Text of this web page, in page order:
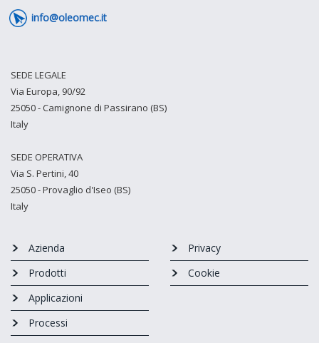
info@oleomec.it
SEDE LEGALE
Via Europa, 90/92
25050 - Camignone di Passirano (BS)
Italy
SEDE OPERATIVA
Via S. Pertini, 40
25050 - Provaglio d'Iseo (BS)
Italy
Azienda
Prodotti
Applicazioni
Processi
Privacy
Cookie